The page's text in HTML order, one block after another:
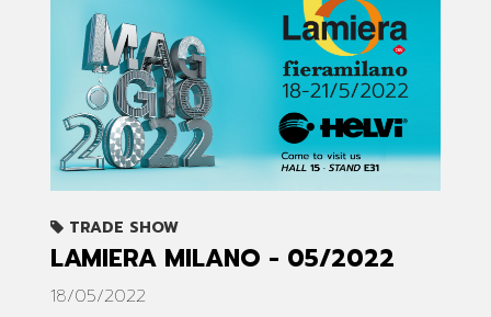
TRADE SHOW
LAMIERA MILANO - 05/2022
18/05/2022